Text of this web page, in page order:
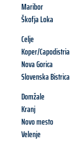
Maribor
Škofja Loka
Celje
Koper/Capodistria
Nova Gorica
Slovenska Bistrica
Domžale
Kranj
Novo mesto
Velenje